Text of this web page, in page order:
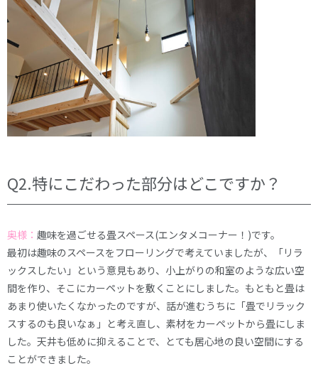
Q2.特にこだわった部分はどこですか？
奥様： 趣味を過ごせる畳スペース(エンタメコーナー！)です。
最初は趣味のスペースをフローリングで考えていましたが、「リラ
ックスしたい」という意見もあり、小上がりの和室のような広い空
間を作り、そこにカーペットを敷くことにしました。もともと畳は
あまり使いたくなかったのですが、話が進むうちに「畳でリラック
スするのも良いなぁ」と考え直し、素材をカーペットから畳にしま
した。天井も低めに抑えることで、とても居心地の良い空間にする
ことができました。